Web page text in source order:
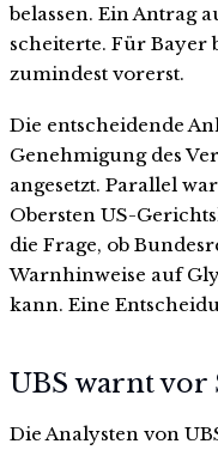
belassen. Ein Antrag
scheiterte. Für Bayer
zumindest vorerst.
Die entscheidende
Genehmigung des
angesetzt. Parallel
Obersten US-
die Frage, ob
Warnhinweise auf
kann. Eine
UBS warnt
Die Analysten von